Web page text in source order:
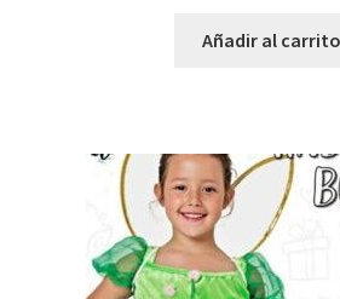
Añadir al carrito